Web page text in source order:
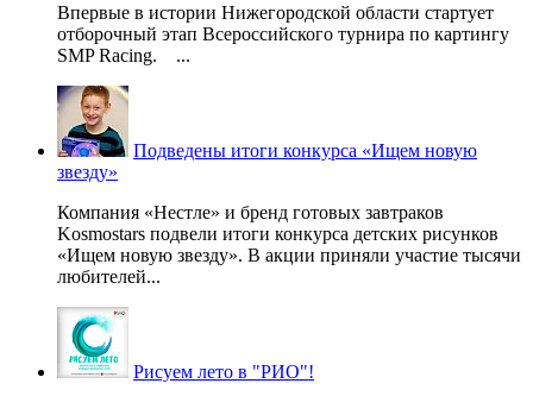
Впервые в истории Нижегородской области стартует
отборочный этап Всероссийского турнира по картингу
SMP Racing. ...
Подведены итоги конкурса «Ищем новую
звезду»
Компания «Нестле» и бренд готовых завтраков
Kosmostars подвели итоги конкурса детских рисунков
«Ищем новую звезду». В акции приняли участие тысячи
любителей...
Рисуем лето в "РИО"!